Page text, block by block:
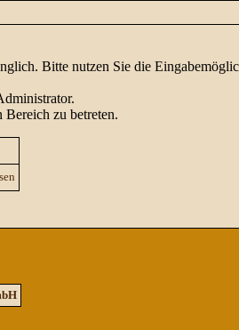
Bitte nutzen Sie die
zu betreten.